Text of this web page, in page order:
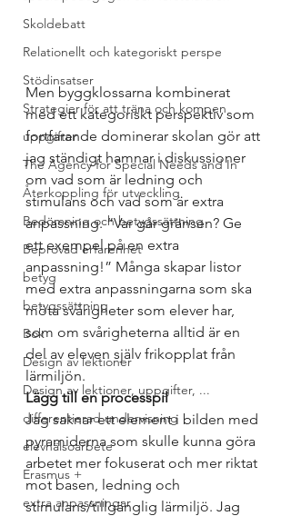
Skoldebatt
Relationellt och kategoriskt perspe
Stödinsatser
Strategier för att träna och kompen
uppgifter
The Agency for Special Needs and In
Återkoppling för utveckling
Bedömning och betygssättning
Beprövad erfarenhet
betyg
betygssättning
Bok
Design av lektioner
Design av lektioner, uppgifter, ...
differentierad undervisning
elevhälsoarbete
Erasmus +
extra anpassningar
Men byggklossarna kombinerat
med ett kategoriskt perspektiv som
fortfarande dominerar skolan gör att
jag ständigt hamnar i diskussioner
om vad som är ledning och
stimulans och vad som är extra
anpassning. “Var går gränsen? Ge
ett exempel på en extra
anpassning!” Många skapar listor
med extra anpassningarna som ska
möta svårigheter som elever har,
som om svårigheterna alltid är en
del av eleven själv frikopplat från
lärmiljön.
Lägg till en processpil
Jag saknar ett element i bilden med
pyramiderna som skulle kunna göra
arbetet mer fokuserat och mer riktat
mot basen, ledning och
stimulans/tillgänglig lärmiljö. Jag